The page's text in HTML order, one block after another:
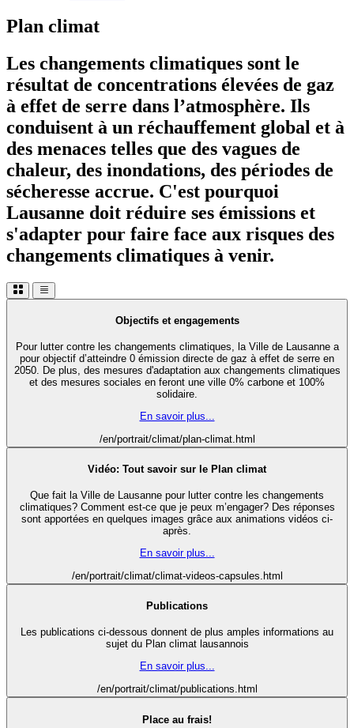
Plan climat
Les changements climatiques sont le
résultat de concentrations élevées de gaz
à effet de serre dans l’atmosphère. Ils
conduisent à un réchauffement global et à
des menaces telles que des vagues de
chaleur, des inondations, des périodes de
sécheresse accrue. C'est pourquoi
Lausanne doit réduire ses émissions et
s'adapter pour faire face aux risques des
changements climatiques à venir.
Objectifs et engagements
Pour lutter contre les changements climatiques, la Ville de Lausanne a
pour objectif d’atteindre 0 émission directe de gaz à effet de serre en
2050. De plus, des mesures d'adaptation aux changements climatiques
et des mesures sociales en feront une ville 0% carbone et 100%
solidaire.
En savoir plus...
/en/portrait/climat/plan-climat.html
Vidéo: Tout savoir sur le Plan climat
Que fait la Ville de Lausanne pour lutter contre les changements
climatiques? Comment est-ce que je peux m’engager? Des réponses
sont apportées en quelques images grâce aux animations vidéos ci-
après.
En savoir plus...
/en/portrait/climat/climat-videos-capsules.html
Publications
Les publications ci-dessous donnent de plus amples informations au
sujet du Plan climat lausannois
En savoir plus...
/en/portrait/climat/publications.html
Place au frais!